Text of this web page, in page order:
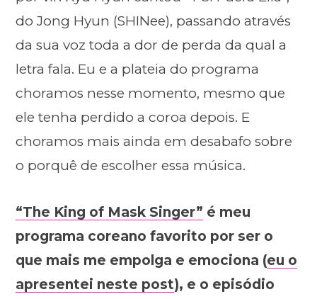
do Jong Hyun (SHINee), passando através
da sua voz toda a dor de perda da qual a
letra fala. Eu e a plateia do programa
choramos nesse momento, mesmo que
ele tenha perdido a coroa depois. E
choramos mais ainda em desabafo sobre
o porquê de escolher essa música.
“The King of Mask Singer” é meu
programa coreano favorito por ser o
que mais me empolga e emociona (eu o
apresentei neste post), e o episódio